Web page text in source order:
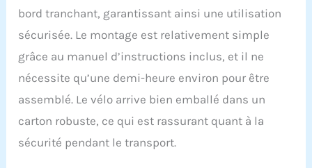
Résistance magnétique
d'entraînement des
courroies : le vélo
d'appartement Micyox est
équipé de la dernière
technologie de
d'entraînement par
courroie, qui maintient
vos pédales d'intérieur
bord tranchant, garantissant ainsi une utilisation
sécurisée. Le montage est relativement simple
grâce au manuel d’instructions inclus, et il ne
nécessite qu’une demi-heure environ pour être
assemblé. Le vélo arrive bien emballé dans un
carton robuste, ce qui est rassurant quant à la
sécurité pendant le transport.